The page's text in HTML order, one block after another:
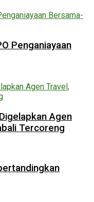
Penganiayaan
Agen
Tercoreng